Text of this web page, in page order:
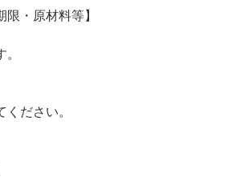
限・原材料等】
ださい。